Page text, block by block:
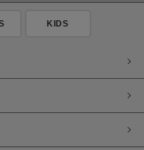
WEB限定
KIDS